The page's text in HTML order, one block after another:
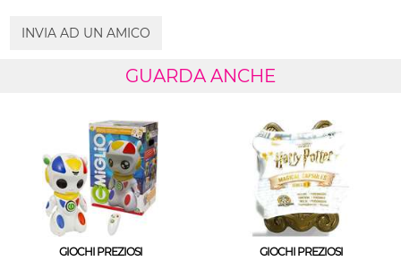
INVIA AD UN AMICO
GUARDA ANCHE
GIOCHI PREZIOSI GIOCHI PREZIOSI